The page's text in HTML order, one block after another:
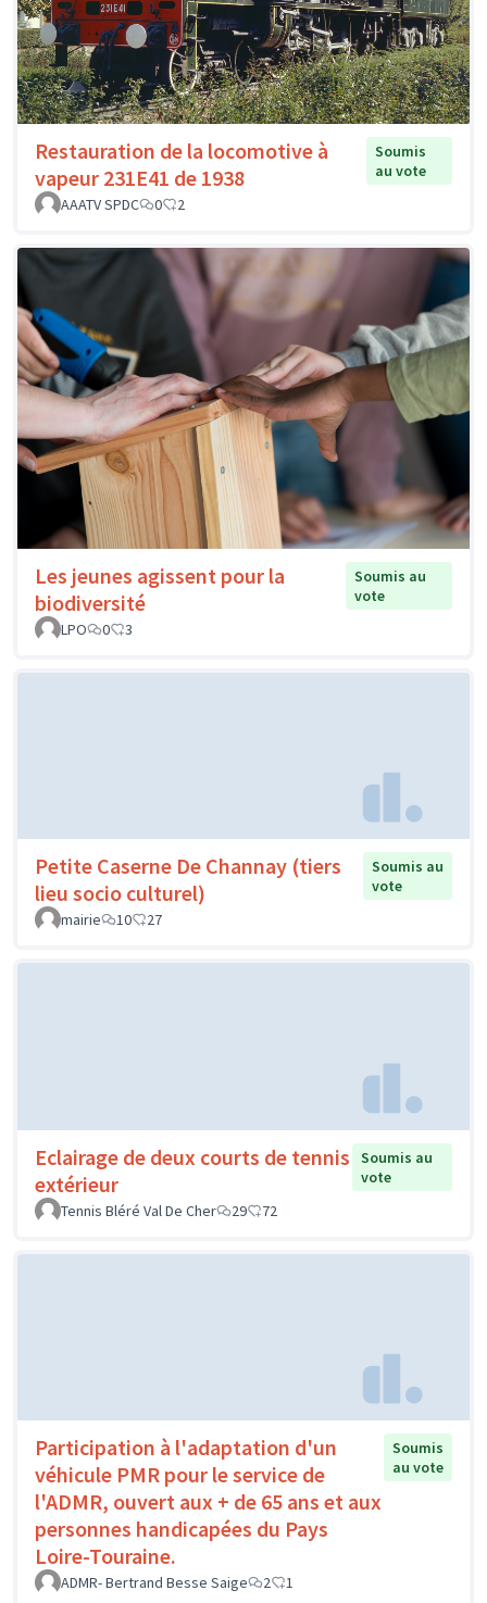
Restauration de la locomotive à
vapeur 231E41 de 1938
Soumis
au vote
AAATV SPDC
0 2
Les jeunes agissent pour la
biodiversité
Soumis au
vote
LPO
0 3
Petite Caserne De Channay (tiers
lieu socio culturel)
Soumis au
vote
mairie
10 27
Eclairage de deux courts de tennis
extérieur
Soumis au
vote
Tennis Bléré Val De Cher
29 72
Participation à l'adaptation d'un
véhicule PMR pour le service de
l'ADMR, ouvert aux + de 65 ans et aux
personnes handicapées du Pays
Loire-Touraine.
Soumis
au vote
ADMR- Bertrand Besse Saige 2 1